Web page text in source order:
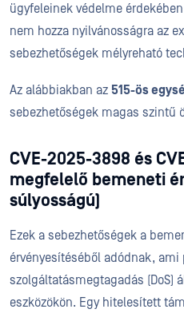
ügyfeleinek védelme érdekében
nem hozza nyilvánosságra az
sebezhetőségek mélyreható
Az alábbiakban az 515-ös
sebezhetőségek magas szintű
CVE-2025-3898 és
megfelelő bemeneti
súlyosságú)
Ezek a sebezhetőségek a
érvényesítéséből adódnak,
szolgáltatásmegtagadás (DoS)
eszközökön. Egy hitelesített